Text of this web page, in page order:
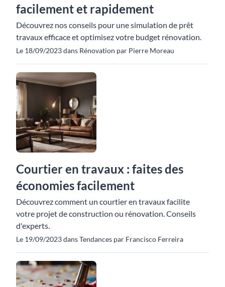
facilement et rapidement
Découvrez nos conseils pour une simulation de prêt
travaux efficace et optimisez votre budget rénovation.
Le 18/09/2023 dans Rénovation par Pierre Moreau
Courtier en travaux : faites des
économies facilement
Découvrez comment un courtier en travaux facilite
votre projet de construction ou rénovation. Conseils
d'experts.
Le 19/09/2023 dans Tendances par Francisco Ferreira